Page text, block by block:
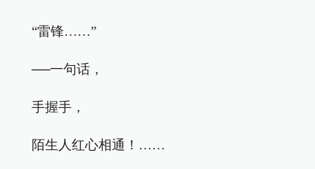
“雷锋……”
──一句话，
手握手，
陌生人红心相通！……